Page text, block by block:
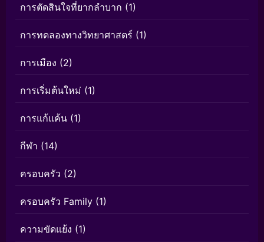
การตัดสินใจที่ยากลำบาก (1)
การทดลองทางวิทยาศาสตร์ (1)
การเมือง (2)
การเริ่มต้นใหม่ (1)
การแก้แค้น (1)
กีฬา (14)
ครอบครัว (2)
ครอบครัว Family (1)
ความขัดแย้ง (1)